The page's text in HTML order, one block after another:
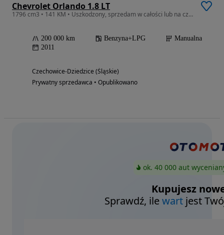
Chevrolet Orlando 1.8 LT
1796 cm3 • 141 KM • Uszkodzony, sprzedam w całości lub na części. Do negocjacji
200 000 km Benzyna+LPG
Manualna
2011
Czechowice-Dziedzice (Śląskie)
Prywatny sprzedawca • Opublikowano
ok. 40 000 aut
Kupujesz
Sprawdź, ilewart jest